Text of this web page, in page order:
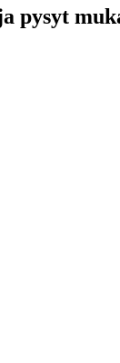
pysyt